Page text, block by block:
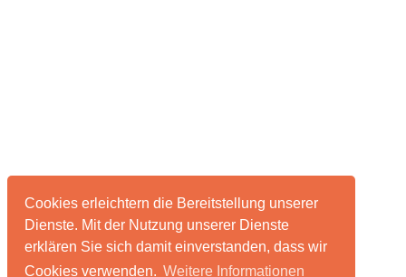
Cookies erleichtern die Bereitstellung unserer
Dienste. Mit der Nutzung unserer Dienste
erklären Sie sich damit einverstanden, dass wir
Cookies verwenden. Weitere Informationen